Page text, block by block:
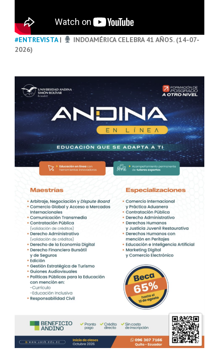
#ENTREVISTA|
INDOAMÉRICA CELEBRA 41 AÑOS. (14-07-
2026)